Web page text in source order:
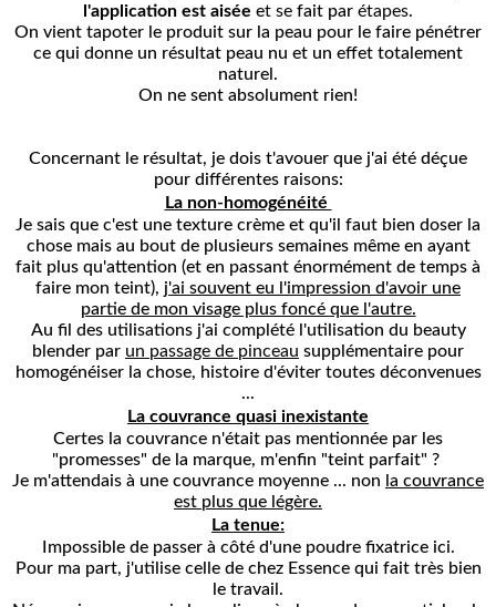
l'application est aisée et se fait par étapes.
On vient tapoter le produit sur la peau pour le faire pénétrer
ce qui donne un résultat peau nu et un effet totalement
naturel.
On ne sent absolument rien!
Concernant le résultat, je dois t'avouer que j'ai été déçue
pour différentes raisons:
La non-homogénéité
Je sais que c'est une texture crème et qu'il faut bien doser la
chose mais au bout de plusieurs semaines même en ayant
fait plus qu'attention (et en passant énormément de temps à
faire mon teint), j'ai souvent eu l'impression d'avoir une
partie de mon visage plus foncé que l'autre.
Au fil des utilisations j'ai complété l'utilisation du beauty
blender par un passage de pinceau supplémentaire pour
homogénéiser la chose, histoire d'éviter toutes déconvenues
...
La couvrance quasi inexistante
Certes la couvrance n'était pas mentionnée par les
"promesses" de la marque, m'enfin "teint parfait" ?
Je m'attendais à une couvrance moyenne ... non la couvrance
est plus que légère.
La tenue:
Impossible de passer à côté d'une poudre fixatrice ici.
Pour ma part, j'utilise celle de chez Essence qui fait très bien
le travail.